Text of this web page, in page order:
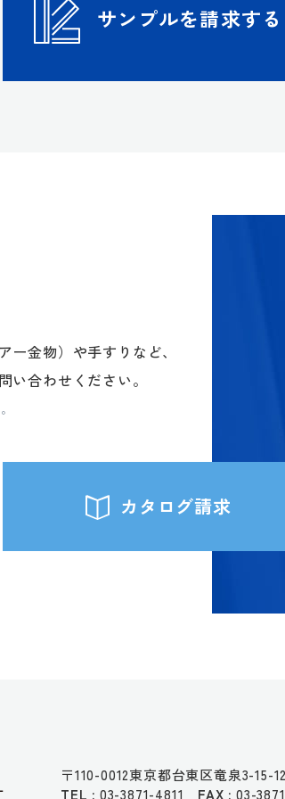
サンプルを請求する
金物）や手すりなど、
合わせください。
カタログ請求
〒110-0012東京都台東区竜泉3-15-
TEL : 03-3871-4811 FAX : 03-